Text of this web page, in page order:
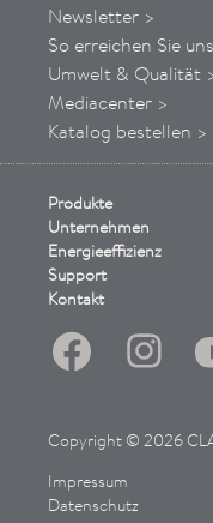
Newsletter >
So erreichen Sie uns
Umwelt & Qualität
Mediacenter >
Katalog bestellen >
Produkte
Unternehmen
Energieeffizienz
Support
Kontakt
Copyright © 2026
Impressum
Datenschutz